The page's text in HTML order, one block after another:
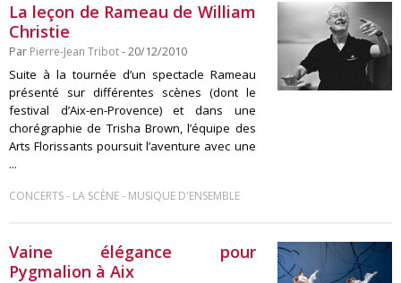
La leçon de Rameau de William
Christie
Par Pierre-Jean Tribot- 20/12/2010
Suite à la tournée d’un spectacle Rameau
présenté sur différentes scènes (dont le
festival d’Aix-en-Provence) et dans une
chorégraphie de Trisha Brown, l’équipe des
Arts Florissants poursuit l’aventure avec une
...
CONCERTS- LA SCÈNE- MUSIQUE D'ENSEMBLE
Vaine élégance pour
Pygmalion à Aix